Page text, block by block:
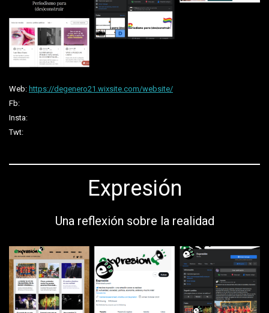
Web: https://degenero21.wixsite.com/website/
Fb:
Insta:
Twt:
Expresión
Una reflexión sobre la realidad